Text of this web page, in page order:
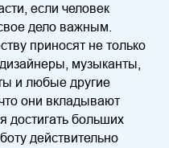
если человек
дело важным.
приносят не только
музыканты,
и любые другие
они вкладывают
достигать больших
действительно